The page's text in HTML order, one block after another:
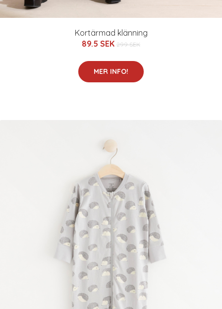
Kortärmad klänning
89.5 SEK 299 SEK
MER INFO!